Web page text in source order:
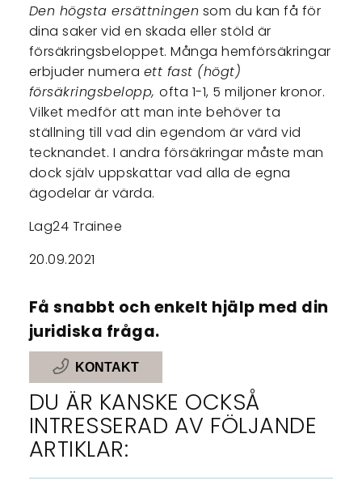
Den högsta ersättningen som du kan få för
dina saker vid en skada eller stöld är
försäkringsbeloppet. Många hemförsäkringar
erbjuder numera ett fast (högt)
försäkringsbelopp,ofta 1-1, 5 miljoner kronor.
Vilket medför att man inte behöver ta
ställning till vad din egendom är värd vid
tecknandet. I andra försäkringar måste man
dock själv uppskattar vad alla de egna
ägodelar är värda.
Lag24 Trainee
20.09.2021
Få snabbt och enkelt hjälp med din
juridiska fråga.
KONTAKT
DU ÄR KANSKE OCKSÅ
INTRESSERAD AV FÖLJANDE
ARTIKLAR: